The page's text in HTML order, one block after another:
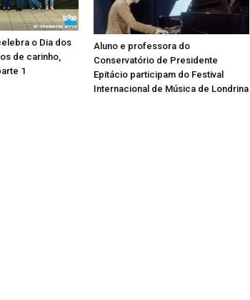
o Dia dos
de carinho,
1
Aluno e professora do
Conservatório de Presidente
Epitácio participam do Festival
Internacional de Música de Londrina